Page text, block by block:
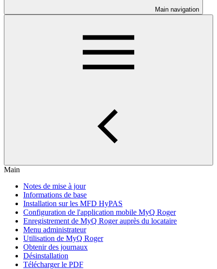
Main navigation
Main
Notes de mise à jour
Informations de base
Installation sur les MFD HyPAS
Configuration de l'application mobile MyQ Roger
Enregistrement de MyQ Roger auprès du locataire
Menu administrateur
Utilisation de MyQ Roger
Obtenir des journaux
Désinstallation
Télécharger le PDF